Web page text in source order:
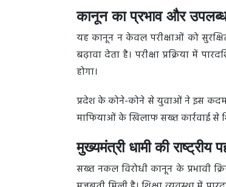
कानून का प्रभाव और
यह कानून न केवल परीक्षाओं को
बढ़ावा देता है। परीक्षा प्रक्रिया में
होगा।
प्रदेश के कोने-कोने से युवाओं ने इस
माफियाओं के खिलाफ सख्त कार्रवाई से
मुख्यमंत्री धामी की राष्ट्रीय
सख्त नकल विरोधी कानून के प्रभावी